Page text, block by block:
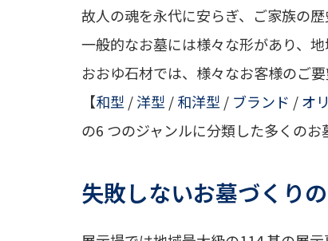
故人の魂を永代に安らぎ、ご家族の
一般的なお墓には様々な形があり、
おおゆ石材では、様々なお客様のご
【和型 /洋型 /和洋型 / ブランド /オ
の6 つのジャンルに分類した多くのお
失敗しないお墓づくり